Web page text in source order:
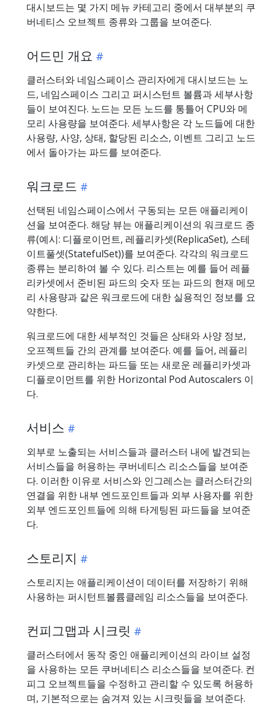
대시보드는 몇 가지 메뉴 카테고리 중에서 대부분의 쿠
버네티스 오브젝트 종류와 그룹을 보여준다.
어드민 개요
클러스터와 네임스페이스 관리자에게 대시보드는 노
드, 네임스페이스 그리고 퍼시스턴트 볼륨과 세부사항
들이 보여진다. 노드는 모든 노드를 통틀어 CPU와 메
모리 사용량을 보여준다. 세부사항은 각 노드들에 대한
사용량, 사양, 상태, 할당된 리소스, 이벤트 그리고 노드
에서 돌아가는 파드를 보여준다.
워크로드
선택된 네임스페이스에서 구동되는 모든 애플리케이
션을 보여준다. 해당 뷰는 애플리케이션의 워크로드 종
류(예시: 디플로이먼트, 레플리카셋(ReplicaSet), 스테
이트풀셋(StatefulSet))를 보여준다. 각각의 워크로드
종류는 분리하여 볼 수 있다. 리스트는 예를 들어 레플
리카셋에서 준비된 파드의 숫자 또는 파드의 현재 메모
리 사용량과 같은 워크로드에 대한 실용적인 정보를 요
약한다.
워크로드에 대한 세부적인 것들은 상태와 사양 정보,
오프젝트들 간의 관계를 보여준다. 예를 들어, 레플리
카셋으로 관리하는 파드들 또는 새로운 레플리카셋과
디플로이먼트를 위한 Horizontal Pod Autoscalers 이
다.
서비스
외부로 노출되는 서비스들과 클러스터 내에 발견되는
서비스들을 허용하는 쿠버네티스 리소스들을 보여준
다. 이러한 이유로 서비스와 인그레스는 클러스터간의
연결을 위한 내부 엔드포인트들과 외부 사용자를 위한
외부 엔드포인트들에 의해 타게팅된 파드들을 보여준
다.
스토리지
스토리지는 애플리케이션이 데이터를 저장하기 위해
사용하는 퍼시턴트볼륨클레임 리소스들을 보여준다.
컨피그맵과 시크릿
클러스터에서 동작 중인 애플리케이션의 라이브 설정
을 사용하는 모든 쿠버네티스 리소스들을 보여준다. 컨
피그 오브젝트들을 수정하고 관리할 수 있도록 허용하
며, 기본적으로는 숨겨져 있는 시크릿들을 보여준다.